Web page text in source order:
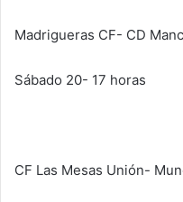
Madrigueras CF- CD
Sábado 20- 17 horas
CF Las Mesas Unión-